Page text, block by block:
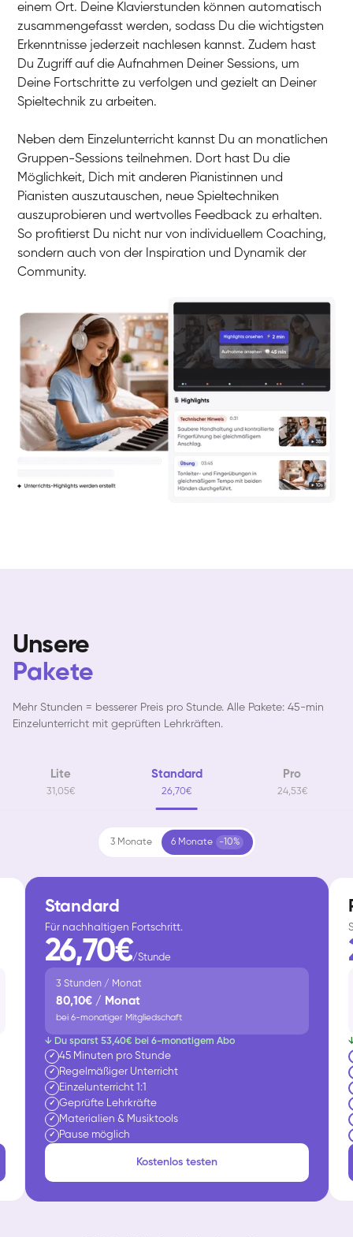
Klavier / Piano / Flügel
Klavier / Piano / Flügel
Hannes
Klavier / Piano / Flügel
Klavier / Piano / Flügel
Yuna
Klavier / Piano / Flügel
Camilla
Klavier / Piano / Flügel
Negin
Klavier / Piano / Flügel
Katarzyna
Klavier / Piano / Flügel
einem Ort. Deine Klavierstunden können automatisch
zusammengefasst werden, sodass Du die wichtigsten
Erkenntnisse jederzeit nachlesen kannst. Zudem hast
Du Zugriff auf die Aufnahmen Deiner Sessions, um
Deine Fortschritte zu verfolgen und gezielt an Deiner
Spieltechnik zu arbeiten.
Neben dem Einzelunterricht kannst Du an monatlichen
Gruppen-Sessions teilnehmen. Dort hast Du die
Möglichkeit, Dich mit anderen Pianistinnen und
Pianisten auszutauschen, neue Spieltechniken
auszuprobieren und wertvolles Feedback zu erhalten.
So profitierst Du nicht nur von individuellem Coaching,
sondern auch von der Inspiration und Dynamik der
Community.
Unsere
Pakete
Mehr Stunden = besserer Preis pro Stunde. Alle Pakete: 45-min
Einzelunterricht mit geprüften Lehrkräften.
Lite
31,05€
Standard
26,70€
Pro
24,53€
3 Monate 6 Monate -10%
Standard
Für nachhaltigen Fortschritt.
26,70€/Stunde
3 Stunden / Monat
80,10€ / Monat
bei 6-monatiger Mitgliedschaft
↓ Du sparst 53,40€ bei 6-monatigem Abo
✓ 45 Minuten pro Stunde
✓ Regelmäßiger Unterricht
✓ Einzelunterricht 1:1
✓ Geprüfte Lehrkräfte
✓ Materialien & Musiktools
✓ Pause möglich
Kostenlos testen